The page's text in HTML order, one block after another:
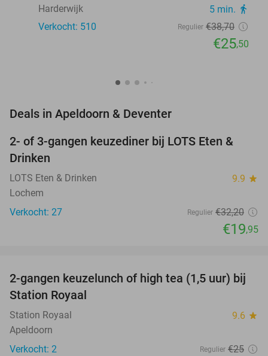
Harderwijk 5 min. directions_walk
Verkocht: 510 Regulier €38,70
€25,50
Deals in Apeldoorn & Deventer
38%
TODAY
2- of 3-gangen keuzediner bij LOTS Eten &
Drinken
LOTS Eten & Drinken 9.9 star
Lochem
Verkocht: 27
Regulier €32,20
€19,95
44%
NEW
TODAY
2-gangen keuzelunch of high tea (1,5 uur) bij
Station Royaal
Station Royaal 9.6 star
Apeldoorn
Verkocht: 2
Regulier €25